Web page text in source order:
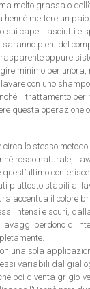
molto grassa o
hennè mettere un
sui capelli asciutti e
pieni del
oppure
minimo per un’ora,
con uno
il trattamento
questa operazione
circa lo stesso
rosso naturale,
piuttosto stabili ai
accentua il colore
intensi e scuri,
lavaggi perdono di
una sola
variabili dal
poi diventa grigio-